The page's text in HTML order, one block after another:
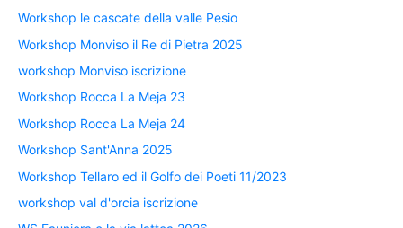
Workshop le cascate della valle Pesio
Workshop Monviso il Re di Pietra 2025
workshop Monviso iscrizione
Workshop Rocca La Meja 23
Workshop Rocca La Meja 24
Workshop Sant'Anna 2025
Workshop Tellaro ed il Golfo dei Poeti 11/2023
workshop val d'orcia iscrizione